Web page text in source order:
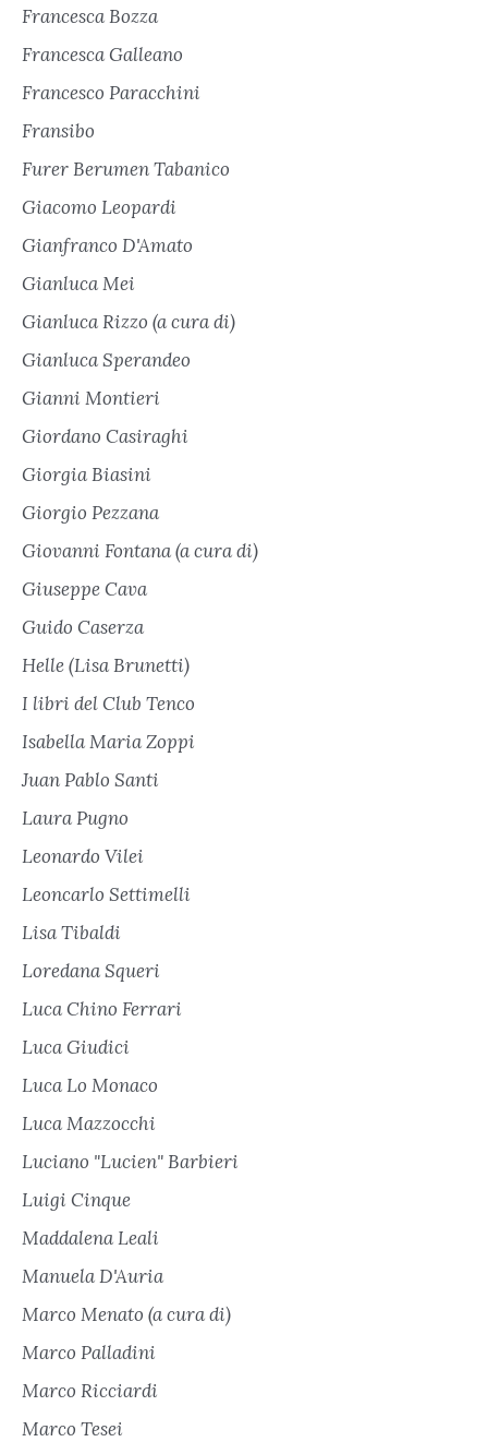
Francesca Bozza
Francesca Galleano
Francesco Paracchini
Fransibo
Furer Berumen Tabanico
Giacomo Leopardi
Gianfranco D'Amato
Gianluca Mei
Gianluca Rizzo (a cura di)
Gianluca Sperandeo
Gianni Montieri
Giordano Casiraghi
Giorgia Biasini
Giorgio Pezzana
Giovanni Fontana (a cura di)
Giuseppe Cava
Guido Caserza
Helle (Lisa Brunetti)
I libri del Club Tenco
Isabella Maria Zoppi
Juan Pablo Santi
Laura Pugno
Leonardo Vilei
Leoncarlo Settimelli
Lisa Tibaldi
Loredana Squeri
Luca Chino Ferrari
Luca Giudici
Luca Lo Monaco
Luca Mazzocchi
Luciano "Lucien" Barbieri
Luigi Cinque
Maddalena Leali
Manuela D'Auria
Marco Menato (a cura di)
Marco Palladini
Marco Ricciardi
Marco Tesei